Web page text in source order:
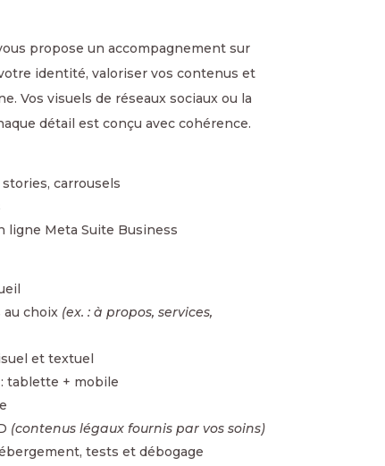
propose un accompagnement sur
identité, valoriser vos contenus et
Vos visuels de réseaux sociaux ou la
détail est conçu avec cohérence.
carrousels
ligne Meta Suite Business
au choix (ex. : à propos, services,
et textuel
tablette + mobile
(contenus légaux fournis par vos soins)
tests et débogage